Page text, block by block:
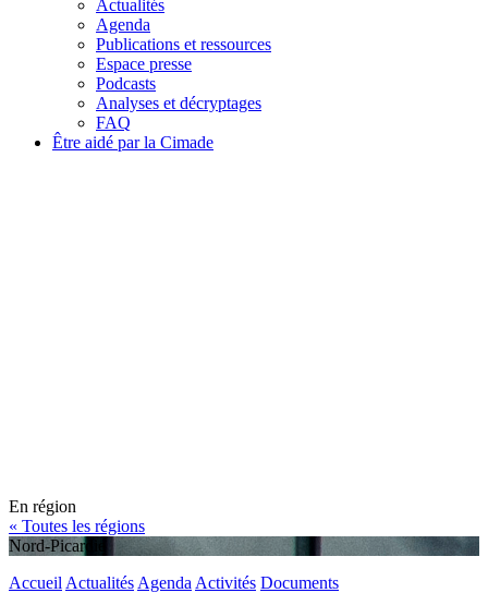
Actualités
Agenda
Publications et ressources
Espace presse
Podcasts
Analyses et décryptages
FAQ
Être aidé par la Cimade
En région
« Toutes les régions
Nord-Picardie
Accueil Actualités Agenda Activités Documents